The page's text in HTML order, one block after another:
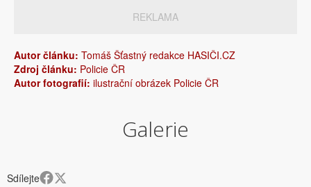
REKLAMA
Autor článku: Tomáš Šťastný redakce HASIČI.CZ
Zdroj článku: Policie ČR
Autor fotografií: ilustrační obrázek Policie ČR
Galerie
Sdílejte